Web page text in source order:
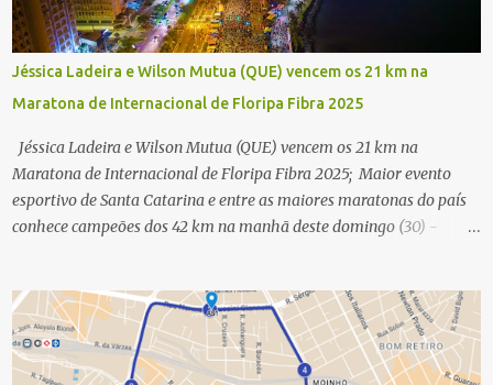
Jéssica Ladeira e Wilson Mutua (QUE) vencem os 21 km na
Maratona de Internacional de Floripa Fibra 2025
Jéssica Ladeira e Wilson Mutua (QUE) vencem os 21 km na
Maratona de Internacional de Floripa Fibra 2025; Maior evento
esportivo de Santa Catarina e entre as maiores maratonas do país
conhece campeões dos 42 km na manhã deste domingo (30) -
Floripa Fibra 2025. Na manhã deste sábado (30) foram conhecidos
os campeões dos 21 km do maior evento esportivo de Santa
Catarina. A mineira Jessica Ladeira e o queniano Wilson Mutua